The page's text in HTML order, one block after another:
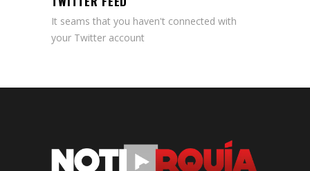
It seams that you haven't connected with
your Twitter account